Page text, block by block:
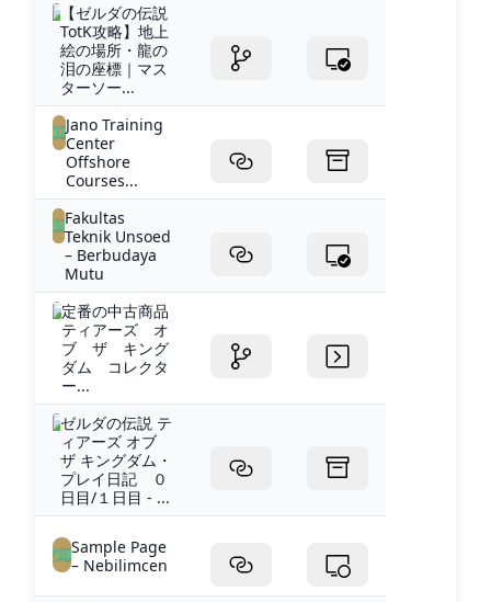
【ゼルダの伝説
TotK攻略】地上
絵の場所・龍の
泪の座標｜マス
ターソー...
Jano Training
Center
Offshore
Courses...
Fakultas
Teknik Unsoed
– Berbudaya
Mutu
定番の中古商品
ティアーズ オ
ブ ザ キング
ダム コレクタ
ー...
ゼルダの伝説 テ
ィアーズ オブ
ザ キングダム・
プレイ日記 ０
日目/１日目 - ...
Sample Page
– Nebilimcen